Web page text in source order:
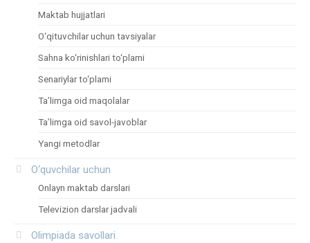
Maktab hujjatlari
O‘qituvchilar uchun tavsiyalar
Sahna ko‘rinishlari to‘plami
Senariylar to‘plami
Ta’limga oid maqolalar
Ta’limga oid savol-javoblar
Yangi metodlar
O‘quvchilar uchun
Onlayn maktab darslari
Televizion darslar jadvali
Olimpiada savollari